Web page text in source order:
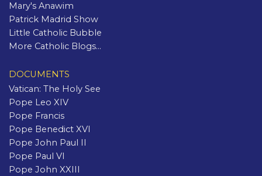
Mary's Anawim
Patrick Madrid Show
Little Catholic Bubble
More Catholic Blogs...
DOCUMENTS
Vatican: The Holy See
Pope Leo XIV
Pope Francis
Pope Benedict XVI
Pope John Paul II
Pope Paul VI
Pope John XXIII